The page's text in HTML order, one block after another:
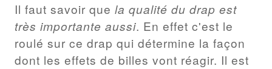
Il faut savoir que la qualité du drap est
très importante aussi. En effet c'est le
roulé sur ce drap qui détermine la façon
dont les effets de billes vont réagir. Il est